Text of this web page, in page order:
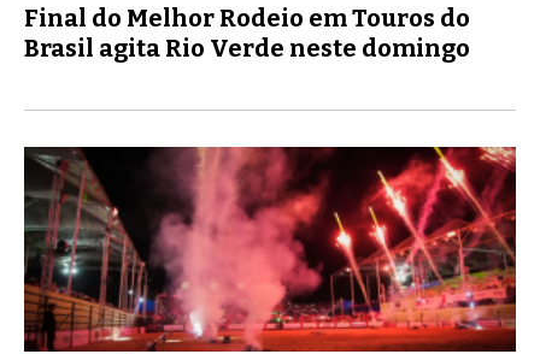
Final do Melhor Rodeio em Touros do
Brasil agita Rio Verde neste domingo